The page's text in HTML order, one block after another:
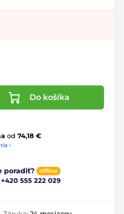
Do košíka
od 74,18 €
›
poradiť? offline
+420 555 222 029